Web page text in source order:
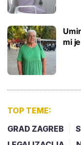
mi
TOP TEME:
GRAD ZAGREB